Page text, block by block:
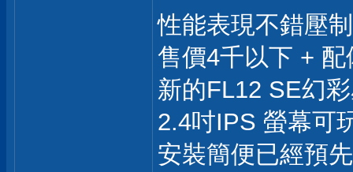
性能表現不錯壓
售價4千以下 +
新的FL12 SE幻
2.4吋IPS 螢幕可
安裝簡便已經預